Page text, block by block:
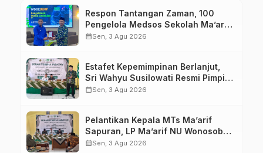
Respon Tantangan Zaman, 100
Pengelola Medsos Sekolah Ma’arif
Pekalongan Ikuti Pelatihan Literasi
calendar_monthSen, 3 Agu 2026
Estafet Kepemimpinan Berlanjut,
Sri Wahyu Susilowati Resmi Pimpin
MTs Ma’arif Sapuran
calendar_monthSen, 3 Agu 2026
Pelantikan Kepala MTs Ma’arif
Sapuran, LP Ma’arif NU Wonosobo
Tekankan Lima Amanah
calendar_monthSen, 3 Agu 2026